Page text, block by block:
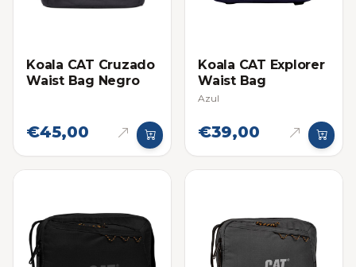
Koala CAT Cruzado
Waist Bag Negro
€45,00
Koala CAT Explorer
Waist Bag
Azul
€39,00